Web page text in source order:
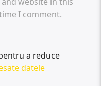
I comment.
a reduce
datele